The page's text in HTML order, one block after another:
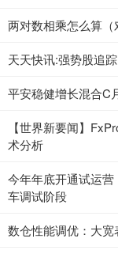
两对数相乘怎么算
天天快讯:强势股追
平安稳健增长混合C
【世界新要闻】
术分析
今年年底开通试运
车调试阶段
数仓性能调优：大